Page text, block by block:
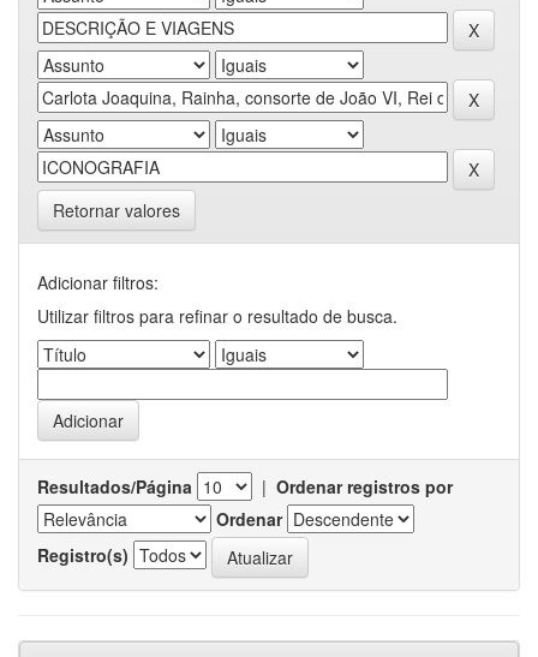
Retornar valores
Adicionar filtros:
Utilizar filtros para refinar o resultado de busca.
Resultados/Página | Ordenar registros por
Ordenar
Registro(s)